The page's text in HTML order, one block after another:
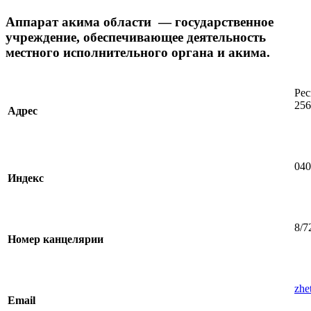
Аппарат акима области — государственное
учреждение, обеспечивающее деятельность
местного исполнительного органа и акима.
Адрес
256
Индекс
Номер канцелярии
8/
Email